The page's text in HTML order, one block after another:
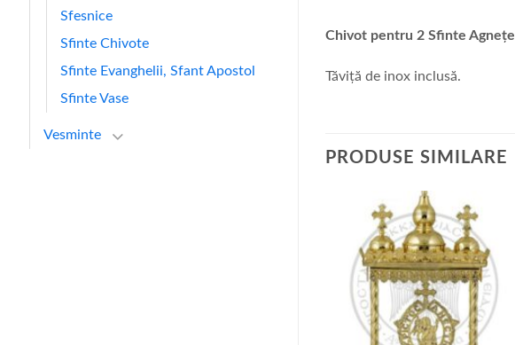
Sfesnice
Sfinte Chivote
Sfinte Evanghelii, Sfant Apostol
Sfinte Vase
Vesminte
Chivot pentru 2 Sfinte Agnețe
Tăviță de inox inclusă.
PRODUSE SIMILARE